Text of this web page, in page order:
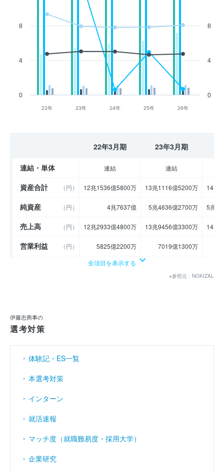
22年 23年 24年 25年 26年
0
4
8
0
4
8
22年3月期 23年3月期
連結・単体 連結 連結
資産合計 （円） 12兆1536億5800万 13兆1116億5200万 14兆
純資産 （円） 4兆7637億 5兆4636億2700万 5兆
売上高 （円） 12兆2933億4800万 13兆9456億3300万 14兆
営業利益 （円） 5825億2200万 7019億1300万
1兆1500億2900万
売上伸び率
営業利益率 （％） 4.74 5.03
経常利益率 （％）
全項目を表示する
※参照元：NOKIZAL
伊藤忠商事の
選考対策
体験記・ES一覧
本選考対策
インターン
就活速報
マッチ度（就職難易度・採用大学）
企業研究